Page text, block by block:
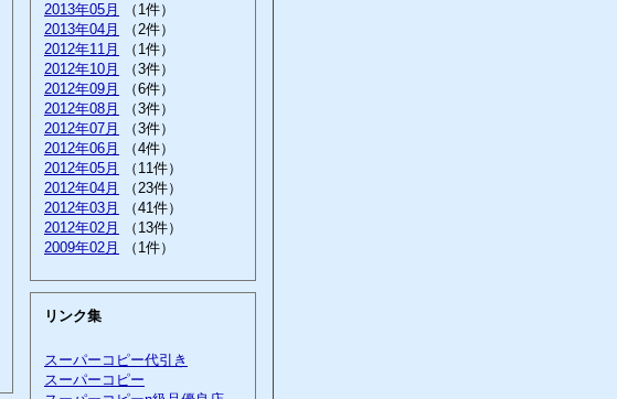
2013年05月
（1件）
2013年04月
（2件）
2012年11月
（1件）
2012年10月
（3件）
2012年09月
（6件）
2012年08月
（3件）
2012年07月
（3件）
2012年06月
（4件）
2012年05月
（11件）
2012年04月
（23件）
2012年03月
（41件）
2012年02月
（13件）
2009年02月
（1件）
リンク集
スーパーコピー代引き
スーパーコピー